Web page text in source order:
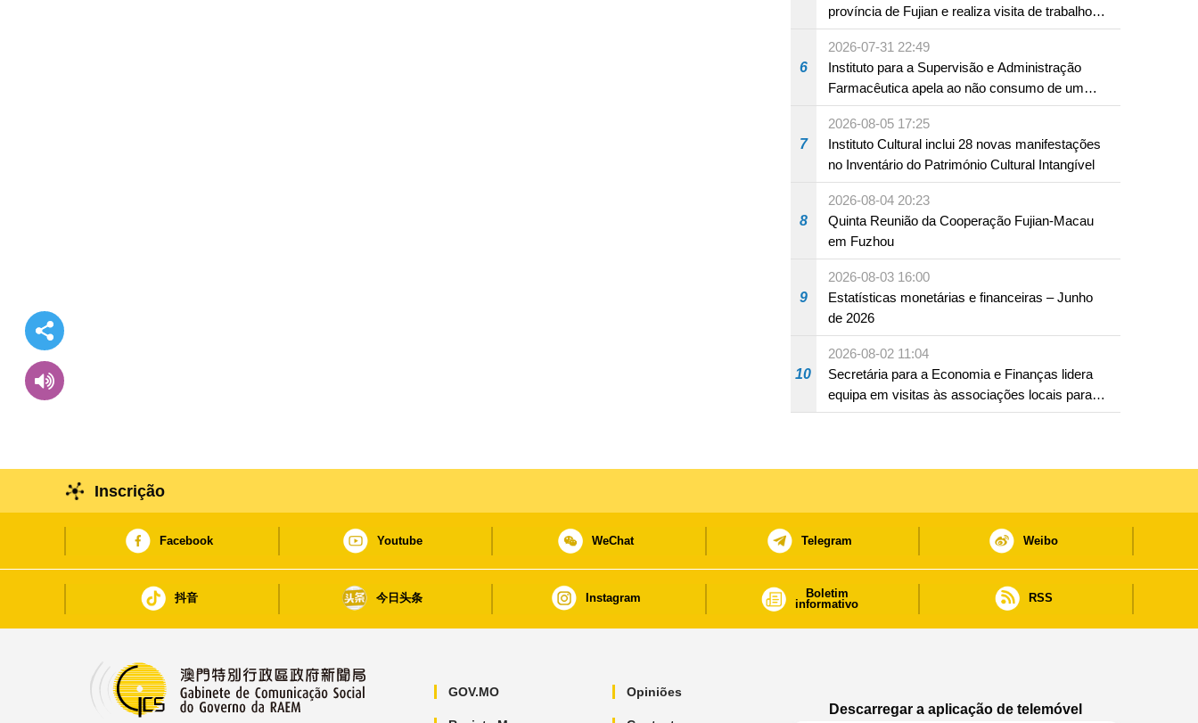
província de Fujian e realiza visita de trabalho
em Fuzhou
6
2026-07-31 22:49
Instituto para a Supervisão e Administração
Farmacêutica apela ao não consumo de um
produto com substâncias medicamentosas
ocidentais
7
2026-08-05 17:25
Instituto Cultural inclui 28 novas manifestações
no Inventário do Património Cultural Intangível
8
2026-08-04 20:23
Quinta Reunião da Cooperação Fujian-Macau
em Fuzhou
9
2026-08-03 16:00
Estatísticas monetárias e financeiras – Junho
de 2026
10
2026-08-02 11:04
Secretária para a Economia e Finanças lidera
equipa em visitas às associações locais para
consolidar consensos e promover os trabalhos
Inscrição
Facebook Youtube WeChat Telegram Weibo
抖音 今日头条 Instagram
Boletim
informativo
RSS
GOV.MO Opiniões
Descarregar a aplicação de telemóvel